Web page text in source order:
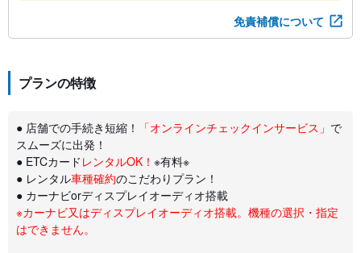
免責補償について
プランの特徴
● 店舗での手続き短縮！ 「オンラインチェックインサービス」 で
スムーズに出発！
● ETCカード レンタルOK！ ※有料※
● レンタル車種確約のこだわりプラン！
● カーナビorディスプレイオーディオ搭載
※カーナビ又はディスプレイオーディオ搭載。機種の選択・指定
はできません。